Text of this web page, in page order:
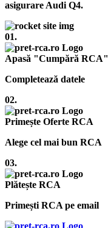
asigurare Audi Q4.
01.
Apasă "Cumpără RCA"
Completează datele
02.
Primește Oferte RCA
Alege cel mai bun RCA
03.
Plătește RCA
Primești RCA pe email